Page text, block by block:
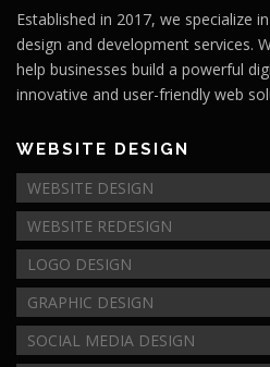
Established in 2017, we specialize
design and development services.
help businesses build a powerful
innovative and user-friendly web
WEBSITE DESIGN
WEBSITE DESIGN
WEBSITE REDESIGN
LOGO DESIGN
GRAPHIC DESIGN
SOCIAL MEDIA DESIGN